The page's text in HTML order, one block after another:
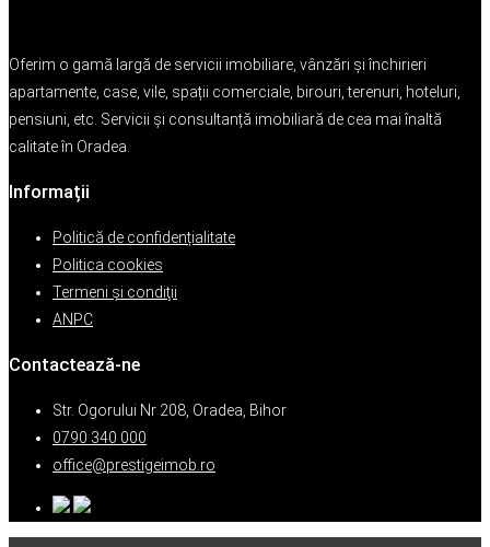
Oferim o gamă largă de servicii imobiliare, vânzări și închirieri
apartamente, case, vile, spații comerciale, birouri, terenuri, hoteluri,
pensiuni, etc. Servicii și consultanță imobiliară de cea mai înaltă
calitate în Oradea.
Informații
Politică de confidențialitate
Politica cookies
Termeni şi condiţii
ANPC
Contactează-ne
Str. Ogorului Nr 208, Oradea, Bihor
0790 340 000
office@prestigeimob.ro